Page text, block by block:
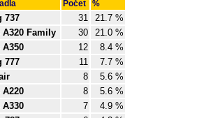
Počet %
737 31
21.7 %
Family 30
21.0 %
12
8.4 %
777 11
7.7 %
8
5.6 %
8
5.6 %
7
4.9 %